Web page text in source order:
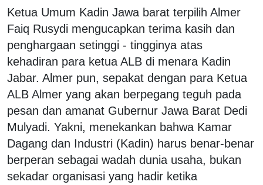
Ketua Umum Kadin Jawa barat terpilih Almer
Faiq Rusydi mengucapkan terima kasih dan
penghargaan setinggi - tingginya atas
kehadiran para ketua ALB di menara Kadin
Jabar. Almer pun, sepakat dengan para Ketua
ALB Almer yang akan berpegang teguh pada
pesan dan amanat Gubernur Jawa Barat Dedi
Mulyadi. Yakni, menekankan bahwa Kamar
Dagang dan Industri (Kadin) harus benar-benar
berperan sebagai wadah dunia usaha, bukan
sekadar organisasi yang hadir ketika